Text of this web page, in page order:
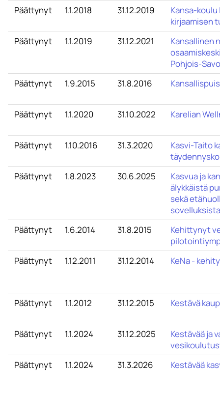
Päättynyt 1.1.2018 31.12.2019
Kansa-
kirjaamisen
Päättynyt
1.1.2019 31.12.2021
Kansallinen
Pohjois-
Päättynyt
1.9.2015 31.8.2016
Päättynyt 1.1.2020 31.10.2022 Karelian
Päättynyt 1.10.2016 31.3.2020
Kasvi-Taito
Päättynyt
1.8.2023 30.6.2025
Kasvua ja
älykkäistä
sekä
sovelluksista
Päättynyt
1.6.2014 31.8.2015
Kehittynyt
Päättynyt
1.12.2011 31.12.2014 KeNa -
Päättynyt 1.1.2012 31.12.2015 Kestävä
Päättynyt 1.1.2024 31.12.2025
Kestävää ja
Päättynyt
1.1.2024 31.3.2026 Kestävää